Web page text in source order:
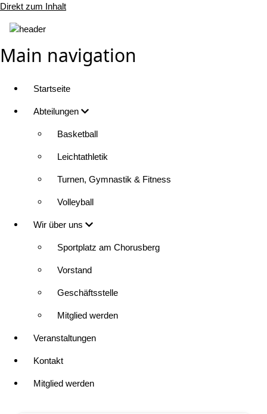
Direkt zum Inhalt
Main navigation
Startseite
Abteilungen
Basketball
Leichtathletik
Turnen, Gymnastik & Fitness
Volleyball
Wir über uns
Sportplatz am Chorusberg
Vorstand
Geschäftsstelle
Mitglied werden
Veranstaltungen
Kontakt
Mitglied werden